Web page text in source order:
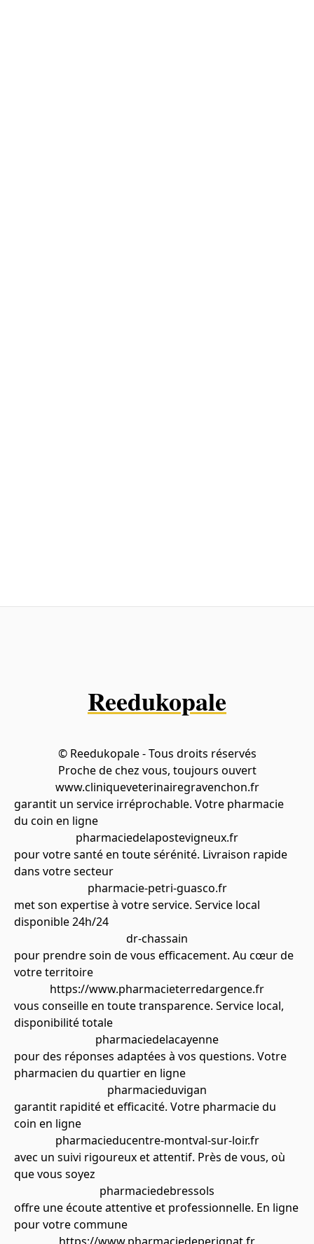
Reedukopale
© Reedukopale - Tous droits réservés
Proche de chez vous, toujours ouvert
www.cliniqueveterinairegravenchon.fr
garantit un service irréprochable. Votre pharmacie
du coin en ligne
pharmaciedelapostevigneux.fr
pour votre santé en toute sérénité. Livraison rapide
dans votre secteur
pharmacie-petri-guasco.fr
met son expertise à votre service. Service local
disponible 24h/24
dr-chassain
pour prendre soin de vous efficacement. Au cœur de
votre territoire
https://www.pharmacieterredargence.fr
vous conseille en toute transparence. Service local,
disponibilité totale
pharmaciedelacayenne
pour des réponses adaptées à vos questions. Votre
pharmacien du quartier en ligne
pharmacieduvigan
garantit rapidité et efficacité. Votre pharmacie du
coin en ligne
pharmacieducentre-montval-sur-loir.fr
avec un suivi rigoureux et attentif. Près de vous, où
que vous soyez
pharmaciedebressols
offre une écoute attentive et professionnelle. En ligne
pour votre commune